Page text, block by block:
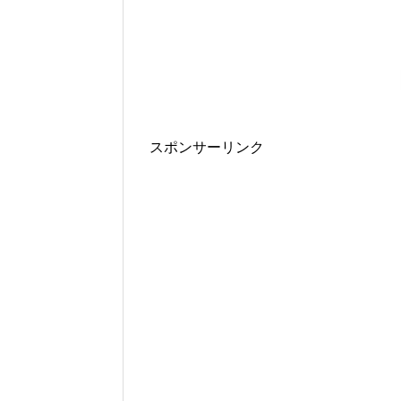
スポンサーリンク